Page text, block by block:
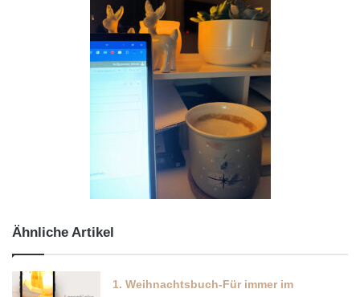
Ähnliche Artikel
1. Weihnachtsbuch-Für immer im